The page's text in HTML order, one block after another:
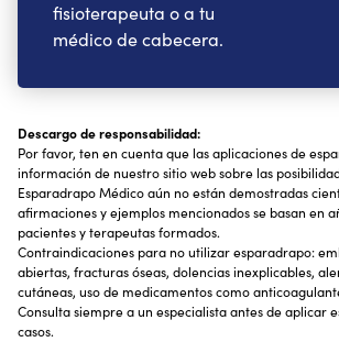
fisioterapeuta o a tu
médico de cabecera.
Descargo de responsabilidad:
Por favor, ten en cuenta que las aplicaciones de
información de nuestro sitio web sobre las
Esparadrapo Médico aún no están demostradas
afirmaciones y ejemplos mencionados se basan en
pacientes y terapeutas formados.
Contraindicaciones para no utilizar esparadrapo:
abiertas, fracturas óseas, dolencias inexplicables,
cutáneas, uso de medicamentos como
Consulta siempre a un especialista antes de aplicar
casos.